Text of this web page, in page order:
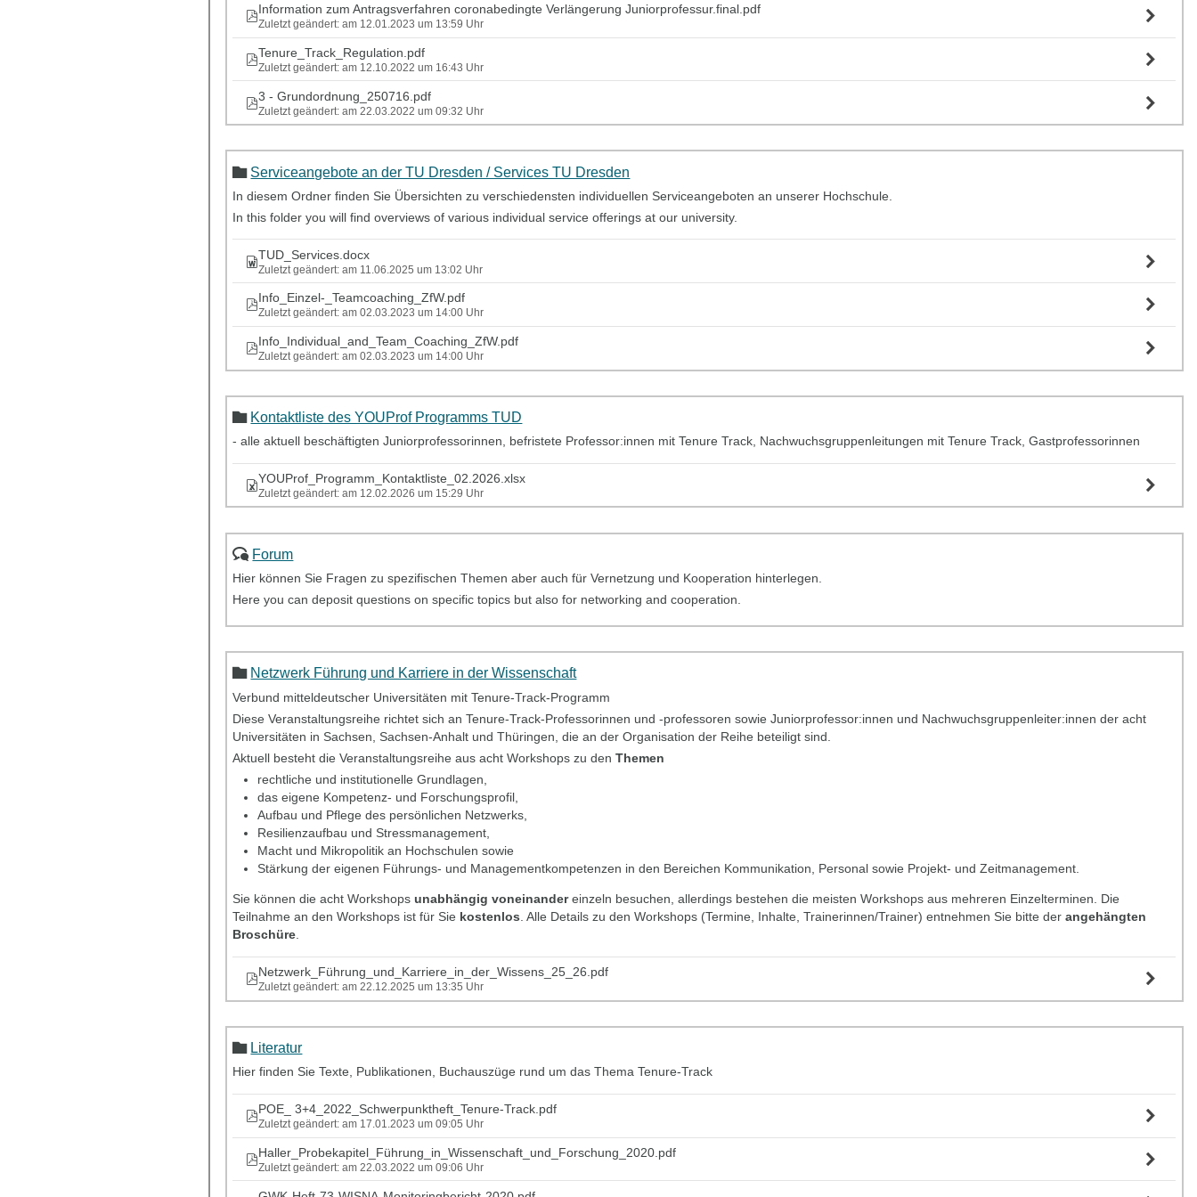
Information zum Antragsverfahren coronabedingte Verlängerung Juniorprofessur.final.pdf
Zuletzt geändert: am 12.01.2023 um 13:59 Uhr
Tenure_Track_Regulation.pdf
Zuletzt geändert: am 12.10.2022 um 16:43 Uhr
3 - Grundordnung_250716.pdf
Zuletzt geändert: am 22.03.2022 um 09:32 Uhr
Serviceangebote an der TU Dresden / Services TU Dresden
In diesem Ordner finden Sie Übersichten zu verschiedensten individuellen Serviceangeboten an unserer Hochschule.
In this folder you will find overviews of various individual service offerings at our university.
TUD_Services.docx
Zuletzt geändert: am 11.06.2025 um 13:02 Uhr
Info_Einzel-_Teamcoaching_ZfW.pdf
Zuletzt geändert: am 02.03.2023 um 14:00 Uhr
Info_Individual_and_Team_Coaching_ZfW.pdf
Zuletzt geändert: am 02.03.2023 um 14:00 Uhr
Kontaktliste des YOUProf Programms TUD
- alle aktuell beschäftigten Juniorprofessorinnen, befristete Professor:innen mit Tenure Track, Nachwuchsgruppenleitungen mit Tenure Track, Gastprofessorinnen
YOUProf_Programm_Kontaktliste_02.2026.xlsx
Zuletzt geändert: am 12.02.2026 um 15:29 Uhr
Forum
Hier können Sie Fragen zu spezifischen Themen aber auch für Vernetzung und Kooperation hinterlegen.
Here you can deposit questions on specific topics but also for networking and cooperation.
Netzwerk Führung und Karriere in der Wissenschaft
Verbund mitteldeutscher Universitäten mit Tenure-Track-Programm
Diese Veranstaltungsreihe richtet sich an Tenure-Track-Professorinnen und -professoren sowie Juniorprofessor:innen und Nachwuchsgruppenleiter:innen der acht
Universitäten in Sachsen, Sachsen-Anhalt und Thüringen, die an der Organisation der Reihe beteiligt sind.
Aktuell besteht die Veranstaltungsreihe aus acht Workshops zu denThemen
rechtliche und institutionelle Grundlagen,
das eigene Kompetenz- und Forschungsprofil,
Aufbau und Pflege des persönlichen Netzwerks,
Resilienzaufbau und Stressmanagement,
Macht und Mikropolitik an Hochschulen sowie
Stärkung der eigenen Führungs- und Managementkompetenzen in den Bereichen Kommunikation, Personal sowie Projekt- und Zeitmanagement.
Sie können die acht Workshopsunabhängig voneinandereinzeln besuchen, allerdings bestehen die meisten Workshops aus mehreren Einzelterminen. Die
Teilnahme an den Workshops ist für Sie kostenlos. Alle Details zu den Workshops (Termine, Inhalte, Trainerinnen/Trainer) entnehmen Sie bitte derangehängten
Broschüre.
Netzwerk_Führung_und_Karriere_in_der_Wissens_25_26.pdf
Zuletzt geändert: am 22.12.2025 um 13:35 Uhr
Literatur
Hier finden Sie Texte, Publikationen, Buchauszüge rund um das Thema Tenure-Track
POE_ 3+4_2022_Schwerpunktheft_Tenure-Track.pdf
Zuletzt geändert: am 17.01.2023 um 09:05 Uhr
Haller_Probekapitel_Führung_in_Wissenschaft_und_Forschung_2020.pdf
Zuletzt geändert: am 22.03.2022 um 09:06 Uhr